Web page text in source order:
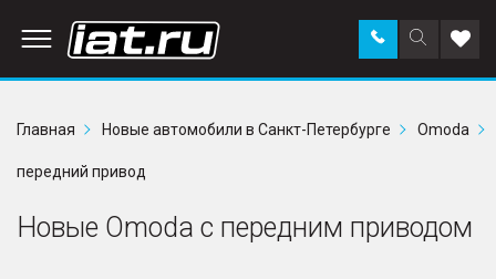
Поиск
по
Заказать
звонок в
Главная
Новые автомобили в Санкт-Петербурге Omoda
передний привод
Новые Omoda с передним приводом